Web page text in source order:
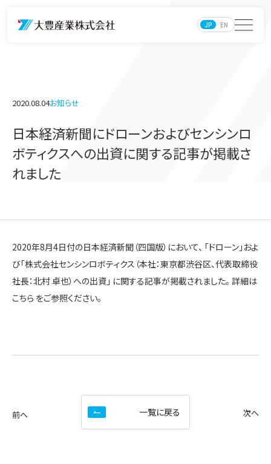
JP EN
2020.08.04お知らせ
日本経済新聞にドローンおよびセンシンロ
ボティクスへの出資に関する記事が掲載さ
れました
2020年8月4日付の日本経済新聞（四国版）において、 「ドローン」およ
び「株式会社センシンロボティクス（本社：東京都渋谷区、代表取締役
社長：北村 卓也）への出資」 に関する記事が掲載されました。 詳細は
こちら をご参照ください。
前へ 一覧に戻る 次へ